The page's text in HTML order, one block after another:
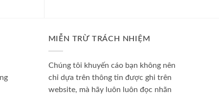
MIỄN TRỪ TRÁCH NHIỆM
Chúng tôi khuyến cáo bạn không nên
chỉ dựa trên thông tin được ghi trên
website, mà hãy luôn luôn đọc nhãn